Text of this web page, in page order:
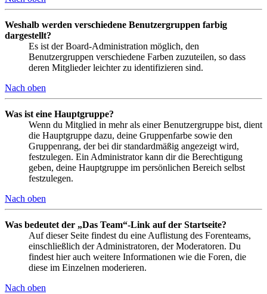
Weshalb werden verschiedene Benutzergruppen farbig
dargestellt?
Es ist der Board-Administration möglich, den
Benutzergruppen verschiedene Farben zuzuteilen, so dass
deren Mitglieder leichter zu identifizieren sind.
Nach oben
Was ist eine Hauptgruppe?
Wenn du Mitglied in mehr als einer Benutzergruppe bist, dient
die Hauptgruppe dazu, deine Gruppenfarbe sowie den
Gruppenrang, der bei dir standardmäßig angezeigt wird,
festzulegen. Ein Administrator kann dir die Berechtigung
geben, deine Hauptgruppe im persönlichen Bereich selbst
festzulegen.
Nach oben
Was bedeutet der „Das Team“-Link auf der Startseite?
Auf dieser Seite findest du eine Auflistung des Forenteams,
einschließlich der Administratoren, der Moderatoren. Du
findest hier auch weitere Informationen wie die Foren, die
diese im Einzelnen moderieren.
Nach oben